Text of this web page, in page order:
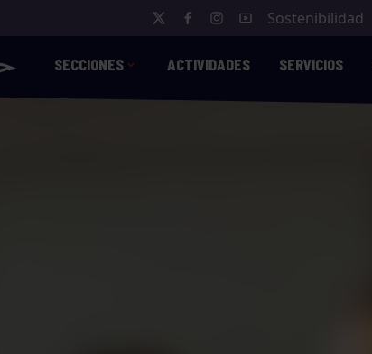
Sostenibilidad
SECCIONES ACTIVIDADES SERVICIOS